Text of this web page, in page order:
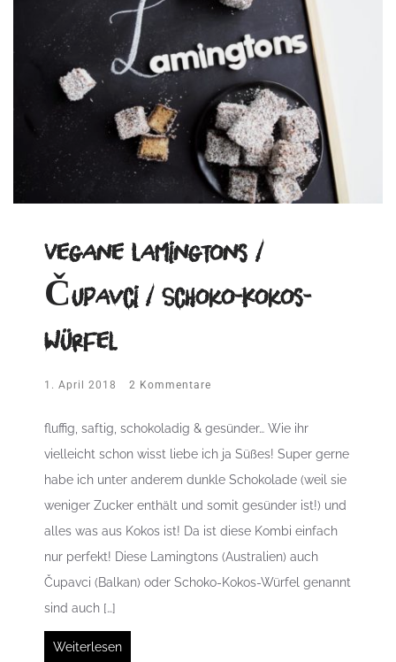
Vegane Lamingtons /
Čupavci / Schoko-Kokos-
Würfel
1. April 2018 2 Kommentare
fluffig, saftig, schokoladig & gesünder… Wie ihr
vielleicht schon wisst liebe ich ja Süßes! Super gerne
habe ich unter anderem dunkle Schokolade (weil sie
weniger Zucker enthält und somit gesünder ist!) und
alles was aus Kokos ist! Da ist diese Kombi einfach
nur perfekt! Diese Lamingtons (Australien) auch
Čupavci (Balkan) oder Schoko-Kokos-Würfel genannt
sind auch […]
Weiterlesen